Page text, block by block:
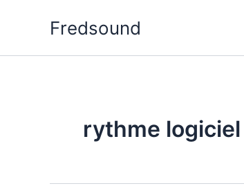
Fredsound
rythme logiciel